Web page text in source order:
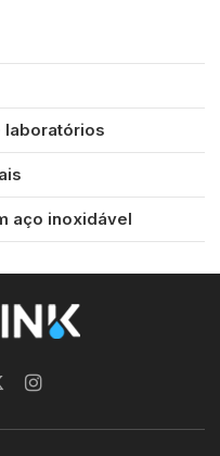
laboratórios
aço inoxidável